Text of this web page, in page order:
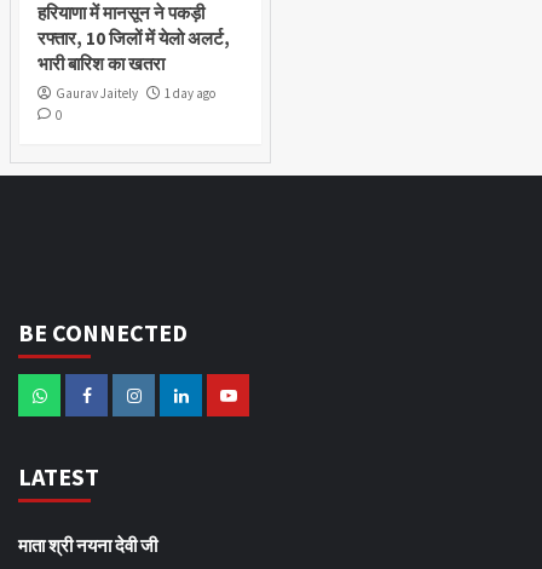
हरियाणा में मानसून ने पकड़ी
रफ्तार, 10 जिलों में येलो अलर्ट,
भारी बारिश का खतरा
Gaurav Jaitely
1 day ago
0
BE CONNECTED
LATEST
माता श्री नयना देवी जी